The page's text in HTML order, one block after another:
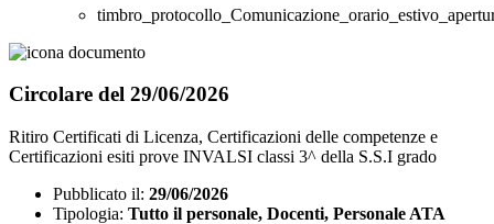
Circolare del 29/06/2026
Ritiro Certificati di Licenza, Certificazioni delle competenze e
Certificazioni esiti prove INVALSI classi 3^ della S.S.I grado
Pubblicato il: 29/06/2026
Tipologia: Tutto il personale, Docenti, Personale ATA